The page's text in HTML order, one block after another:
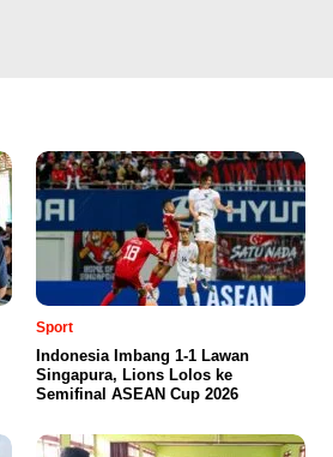
Sport
Indonesia Imbang 1-1 Lawan
Singapura, Lions Lolos ke
Semifinal ASEAN Cup 2026